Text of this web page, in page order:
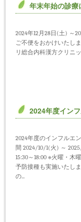
年末年始の診
2024年12月28日(土) ～
ご不便をおかけいたし
リ総合内科漢方クリニ
2024年度イン
2024年度のインフルエ
間 2024/10/1(火) ～
15:30～18:00 ※火曜・木
予防接種も実施いたし
の...